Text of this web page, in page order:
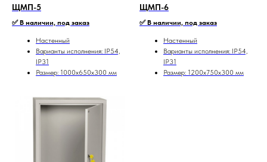
ЩМП-5
✅ В наличии, под заказ
Настенный
Варианты исполнения: IP54,
IP31
Размер: 1000х650х300 мм
ЩМП-6
✅ В наличии, под заказ
Настенный
Варианты исполнения: IP54,
IP31
Размер: 1200х750х300 мм